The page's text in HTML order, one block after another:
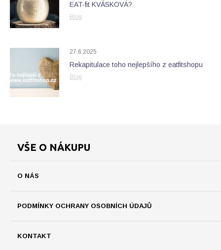
EAT-fit KVÁSKOVÁ?
Blog
27.6.2025
Rekapitulace toho nejlepšího z eatfitshopu
Blog
VŠE O NÁKUPU
O NÁS
PODMÍNKY OCHRANY OSOBNÍCH ÚDAJŮ
KONTAKT